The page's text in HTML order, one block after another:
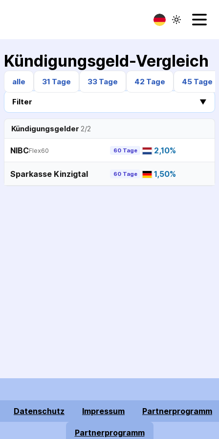
Kündigungsgeld-Vergleich
alle 31 Tage 33 Tage 42 Tage 45 Tage
Filter ▼
Kündigungsgelder 2/2
NIBCFlex60 60 Tage 2,10%
Sparkasse Kinzigtal 60 Tage 1,50%
Datenschutz Impressum Partnerprogramm
Partnerprogramm